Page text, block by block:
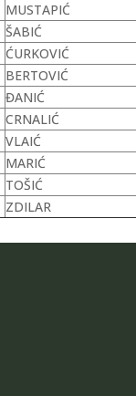
MUSTAPIĆ
ŠABIĆ
ĆURKOVIĆ
BERTOVIĆ
ĐANIĆ
CRNALIĆ
VLAIĆ
MARIĆ
TOŠIĆ
ZDILAR